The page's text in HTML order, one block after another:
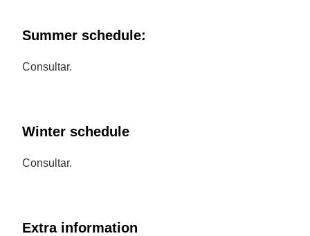
Summer schedule:
Consultar.
Winter schedule
Consultar.
Extra information